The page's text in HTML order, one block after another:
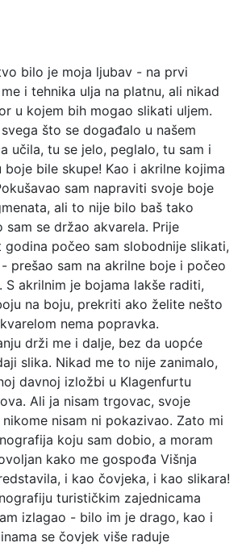
bilo je moja ljubav - na prvi
i tehnika ulja na platnu, ali nikad
u kojem bih mogao slikati uljem.
što se događalo u našem
učila, tu se jelo, peglalo, tu sam i
boje bile skupe! Kao i akrilne kojima
sam napraviti svoje boje
ali to nije bilo baš tako
sam se držao akvarela. Prije
godina počeo sam slobodnije slikati,
prešao sam na akrilne boje i počeo
S akrilnim je bojama lakše raditi,
na boju, prekriti ako želite nešto
nema popravka.
drži me i dalje, bez da uopće
slika. Nikad me to nije zanimalo,
davnoj izložbi u Klagenfurtu
Ali ja nisam trgovac, svoje
nisam ni pokazivao. Zato mi
koju sam dobio, a moram
kako me gospođa Višnja
i kao čovjeka, i kao slikara!
turističkim zajednicama
izlagao - bilo im je drago, kao i
se čovjek više raduje